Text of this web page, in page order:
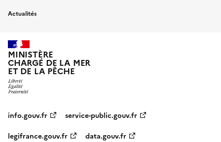
Actualités
MINISTÈRE
CHARGÉ DE LA MER
ET DE LA PÊCHE
info.gouv.fr
service-public.gouv.fr
legifrance.gouv.fr
data.gouv.fr